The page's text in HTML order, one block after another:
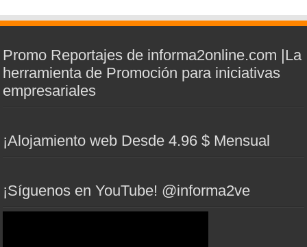
Promo Reportajes de informa2online.com |La
herramienta de Promoción para iniciativas
empresariales
¡Alojamiento web Desde 4.96 $ Mensual
¡Síguenos en YouTube! @informa2ve